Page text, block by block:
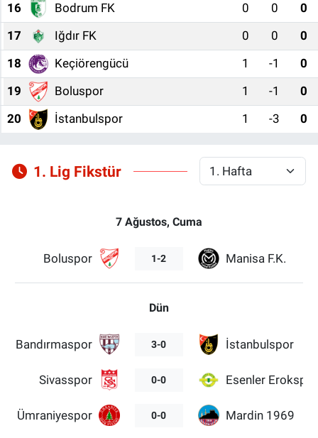
16
Bodrum FK 0 0
0
17
Iğdır FK 0 0
0
18
Keçiörengücü 1 -1
0
19
Boluspor 1 -1
0
20
İstanbulspor 1 -3 0
1. Lig Fikstür
7 Ağustos, Cuma
Boluspor 1-2 Manisa F.K.
Dün
Bandırmaspor 3-0 İstanbulspor
Sivasspor 0-0 Esenler Erokspor
Ümraniyespor 0-0 Mardin 1969